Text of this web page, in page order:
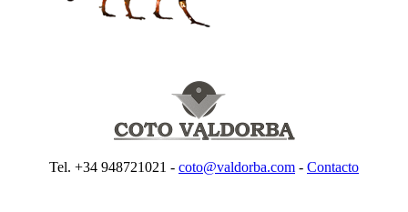
Tel. +34 948721021 - coto@valdorba.com - Contacto